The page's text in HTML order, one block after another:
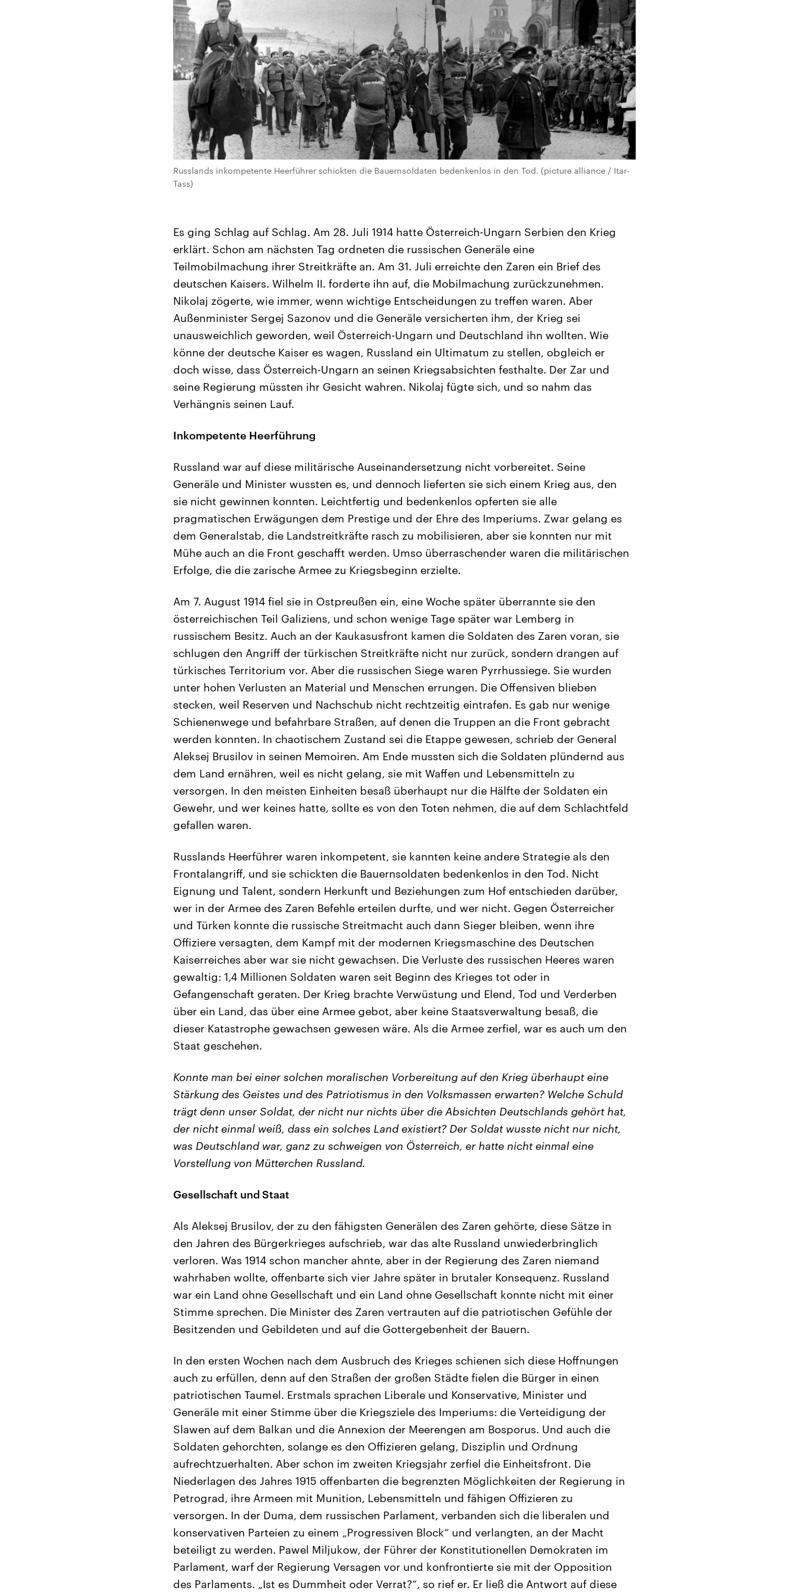
Russlands inkompetente Heerführer schickten die Bauernsoldaten bedenkenlos in den Tod. (picture alliance / Itar-
Tass)
Es ging Schlag auf Schlag. Am 28. Juli 1914 hatte Österreich-Ungarn Serbien den Krieg
erklärt. Schon am nächsten Tag ordneten die russischen Generäle eine
Teilmobilmachung ihrer Streitkräfte an. Am 31. Juli erreichte den Zaren ein Brief des
deutschen Kaisers. Wilhelm II. forderte ihn auf, die Mobilmachung zurückzunehmen.
Nikolaj zögerte, wie immer, wenn wichtige Entscheidungen zu treffen waren. Aber
Außenminister Sergej Sazonov und die Generäle versicherten ihm, der Krieg sei
unausweichlich geworden, weil Österreich-Ungarn und Deutschland ihn wollten. Wie
könne der deutsche Kaiser es wagen, Russland ein Ultimatum zu stellen, obgleich er
doch wisse, dass Österreich-Ungarn an seinen Kriegsabsichten festhalte. Der Zar und
seine Regierung müssten ihr Gesicht wahren. Nikolaj fügte sich, und so nahm das
Verhängnis seinen Lauf.
Inkompetente Heerführung
Russland war auf diese militärische Auseinandersetzung nicht vorbereitet. Seine
Generäle und Minister wussten es, und dennoch lieferten sie sich einem Krieg aus, den
sie nicht gewinnen konnten. Leichtfertig und bedenkenlos opferten sie alle
pragmatischen Erwägungen dem Prestige und der Ehre des Imperiums. Zwar gelang es
dem Generalstab, die Landstreitkräfte rasch zu mobilisieren, aber sie konnten nur mit
Mühe auch an die Front geschafft werden. Umso überraschender waren die militärischen
Erfolge, die die zarische Armee zu Kriegsbeginn erzielte.
Am 7. August 1914 fiel sie in Ostpreußen ein, eine Woche später überrannte sie den
österreichischen Teil Galiziens, und schon wenige Tage später war Lemberg in
russischem Besitz. Auch an der Kaukasusfront kamen die Soldaten des Zaren voran, sie
schlugen den Angriff der türkischen Streitkräfte nicht nur zurück, sondern drangen auf
türkisches Territorium vor. Aber die russischen Siege waren Pyrrhussiege. Sie wurden
unter hohen Verlusten an Material und Menschen errungen. Die Offensiven blieben
stecken, weil Reserven und Nachschub nicht rechtzeitig eintrafen. Es gab nur wenige
Schienenwege und befahrbare Straßen, auf denen die Truppen an die Front gebracht
werden konnten. In chaotischem Zustand sei die Etappe gewesen, schrieb der General
Aleksej Brusilov in seinen Memoiren. Am Ende mussten sich die Soldaten plündernd aus
dem Land ernähren, weil es nicht gelang, sie mit Waffen und Lebensmitteln zu
versorgen. In den meisten Einheiten besaß überhaupt nur die Hälfte der Soldaten ein
Gewehr, und wer keines hatte, sollte es von den Toten nehmen, die auf dem Schlachtfeld
gefallen waren.
Russlands Heerführer waren inkompetent, sie kannten keine andere Strategie als den
Frontalangriff, und sie schickten die Bauernsoldaten bedenkenlos in den Tod. Nicht
Eignung und Talent, sondern Herkunft und Beziehungen zum Hof entschieden darüber,
wer in der Armee des Zaren Befehle erteilen durfte, und wer nicht. Gegen Österreicher
und Türken konnte die russische Streitmacht auch dann Sieger bleiben, wenn ihre
Offiziere versagten, dem Kampf mit der modernen Kriegsmaschine des Deutschen
Kaiserreiches aber war sie nicht gewachsen. Die Verluste des russischen Heeres waren
gewaltig: 1,4 Millionen Soldaten waren seit Beginn des Krieges tot oder in
Gefangenschaft geraten. Der Krieg brachte Verwüstung und Elend, Tod und Verderben
über ein Land, das über eine Armee gebot, aber keine Staatsverwaltung besaß, die
dieser Katastrophe gewachsen gewesen wäre. Als die Armee zerfiel, war es auch um den
Staat geschehen.
Konnte man bei einer solchen moralischen Vorbereitung auf den Krieg überhaupt eine
Stärkung des Geistes und des Patriotismus in den Volksmassen erwarten? Welche Schuld
trägt denn unser Soldat, der nicht nur nichts über die Absichten Deutschlands gehört hat,
der nicht einmal weiß, dass ein solches Land existiert? Der Soldat wusste nicht nur nicht,
was Deutschland war, ganz zu schweigen von Österreich, er hatte nicht einmal eine
Vorstellung von Mütterchen Russland.
Gesellschaft und Staat
Als Aleksej Brusilov, der zu den fähigsten Generälen des Zaren gehörte, diese Sätze in
den Jahren des Bürgerkrieges aufschrieb, war das alte Russland unwiederbringlich
verloren. Was 1914 schon mancher ahnte, aber in der Regierung des Zaren niemand
wahrhaben wollte, offenbarte sich vier Jahre später in brutaler Konsequenz. Russland
war ein Land ohne Gesellschaft und ein Land ohne Gesellschaft konnte nicht mit einer
Stimme sprechen. Die Minister des Zaren vertrauten auf die patriotischen Gefühle der
Besitzenden und Gebildeten und auf die Gottergebenheit der Bauern.
In den ersten Wochen nach dem Ausbruch des Krieges schienen sich diese Hoffnungen
auch zu erfüllen, denn auf den Straßen der großen Städte fielen die Bürger in einen
patriotischen Taumel. Erstmals sprachen Liberale und Konservative, Minister und
Generäle mit einer Stimme über die Kriegsziele des Imperiums: die Verteidigung der
Slawen auf dem Balkan und die Annexion der Meerengen am Bosporus. Und auch die
Soldaten gehorchten, solange es den Offizieren gelang, Disziplin und Ordnung
aufrechtzuerhalten. Aber schon im zweiten Kriegsjahr zerfiel die Einheitsfront. Die
Niederlagen des Jahres 1915 offenbarten die begrenzten Möglichkeiten der Regierung in
Petrograd, ihre Armeen mit Munition, Lebensmitteln und fähigen Offizieren zu
versorgen. In der Duma, dem russischen Parlament, verbanden sich die liberalen und
konservativen Parteien zu einem „Progressiven Block“ und verlangten, an der Macht
beteiligt zu werden. Pawel Miljukow, der Führer der Konstitutionellen Demokraten im
Parlament, warf der Regierung Versagen vor und konfrontierte sie mit der Opposition
des Parlaments. „Ist es Dummheit oder Verrat?“, so rief er. Er ließ die Antwort auf diese